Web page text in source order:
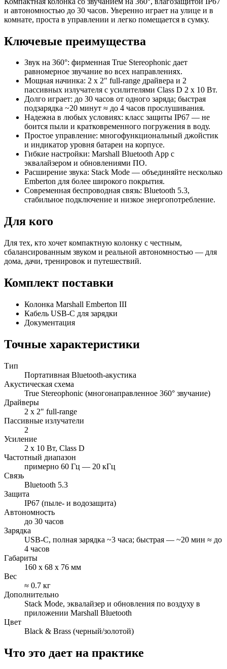
и автономностью до 30 часов. Уверенно играет на улице и в
комнате, проста в управлении и легко помещается в сумку.
Ключевые преимущества
Звук на 360°: фирменная True Stereophonic дает
равномерное звучание во всех направлениях.
Мощная начинка: 2 x 2" full‑range драйвера и 2
пассивных излучателя с усилителями Class D 2 x 10 Вт.
Долго играет: до 30 часов от одного заряда; быстрая
подзарядка ~20 минут ≈ до 4 часов прослушивания.
Надежна в любых условиях: класс защиты IP67 — не
боится пыли и кратковременного погружения в воду.
Простое управление: многофункциональный джойстик
и индикатор уровня батареи на корпусе.
Гибкие настройки: Marshall Bluetooth App с
эквалайзером и обновлениями ПО.
Расширение звука: Stack Mode — объединяйте несколько
Emberton для более широкого покрытия.
Современная беспроводная связь: Bluetooth 5.3,
стабильное подключение и низкое энергопотребление.
Для кого
Для тех, кто хочет компактную колонку с честным,
сбалансированным звуком и реальной автономностью — для
дома, дачи, тренировок и путешествий.
Комплект поставки
Колонка Marshall Emberton III
Кабель USB‑C для зарядки
Документация
Точные характеристики
Тип
Портативная Bluetooth‑акустика
Акустическая схема
True Stereophonic (многонаправленное 360° звучание)
Драйверы
2 x 2" full‑range
Пассивные излучатели
2
Усиление
2 x 10 Вт, Class D
Частотный диапазон
примерно 60 Гц — 20 кГц
Связь
Bluetooth 5.3
Защита
IP67 (пыле‑ и водозащита)
Автономность
до 30 часов
Зарядка
USB‑C, полная зарядка ~3 часа; быстрая — ~20 мин ≈ до
4 часов
Габариты
160 x 68 x 76 мм
Вес
≈ 0.7 кг
Дополнительно
Stack Mode, эквалайзер и обновления по воздуху в
приложении Marshall Bluetooth
Цвет
Black & Brass (черный/золотой)
Что это дает на практике